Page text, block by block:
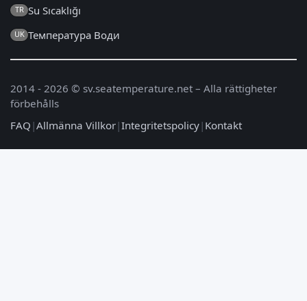
TR Su Sıcaklığı
UK Температура Води
2014 - 2026 © sv.seatemperature.net – Alla rättigheter
förbehålls
FAQ |Allmänna Villkor|Integritetspolicy| Kontakt